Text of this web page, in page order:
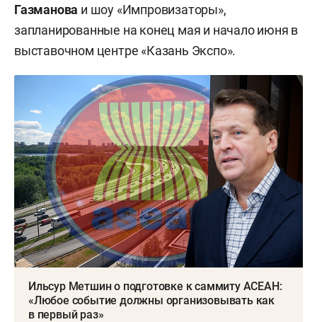
Газманова и шоу «Импровизаторы»,
запланированные на конец мая и начало июня в
выставочном центре «Казань Экспо».
Ильсур Метшин о подготовке к саммиту АСЕАН:
«Любое событие должны организовывать как
в первый раз»